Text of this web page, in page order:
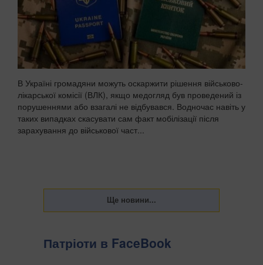
В Україні громадяни можуть оскаржити рішення військово-
лікарської комісії (ВЛК), якщо медогляд був проведений із
порушеннями або взагалі не відбувався. Водночас навіть у
таких випадках скасувати сам факт мобілізації після
зарахування до військової част...
Патріоти в FaceBook